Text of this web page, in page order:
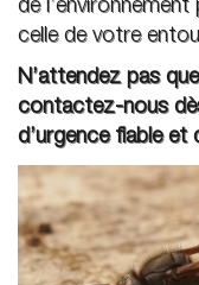
de
celle de votre
N’attendez pas
contactez-nous
d’urgence fiable et